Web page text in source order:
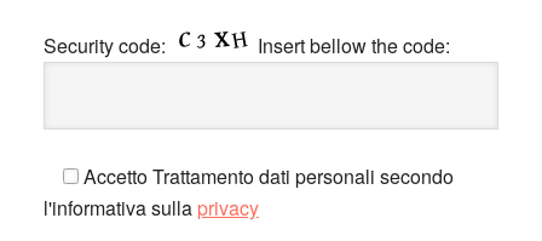
Security code: Insert bellow the code:
Accetto Trattamento dati personali secondo
l'informativa sulla privacy